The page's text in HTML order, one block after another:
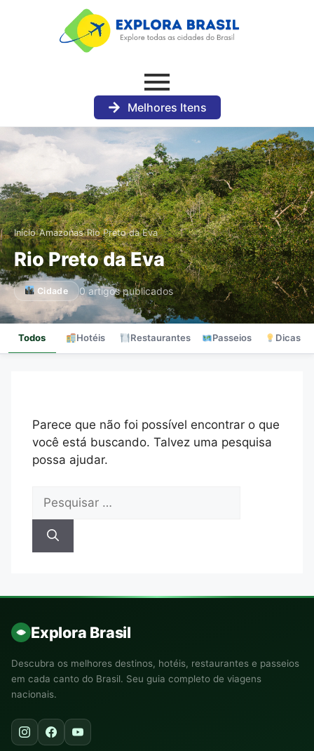
Melhores Itens
Início›Amazonas›Rio Preto da Eva
Rio Preto da Eva
Cidade 0 artigos publicados
Todos Hotéis Restaurantes Passeios Dicas
Parece que não foi possível encontrar o que
você está buscando. Talvez uma pesquisa
possa ajudar.
Explora Brasil
Descubra os melhores destinos, hotéis, restaurantes e passeios
em cada canto do Brasil. Seu guia completo de viagens
nacionais.